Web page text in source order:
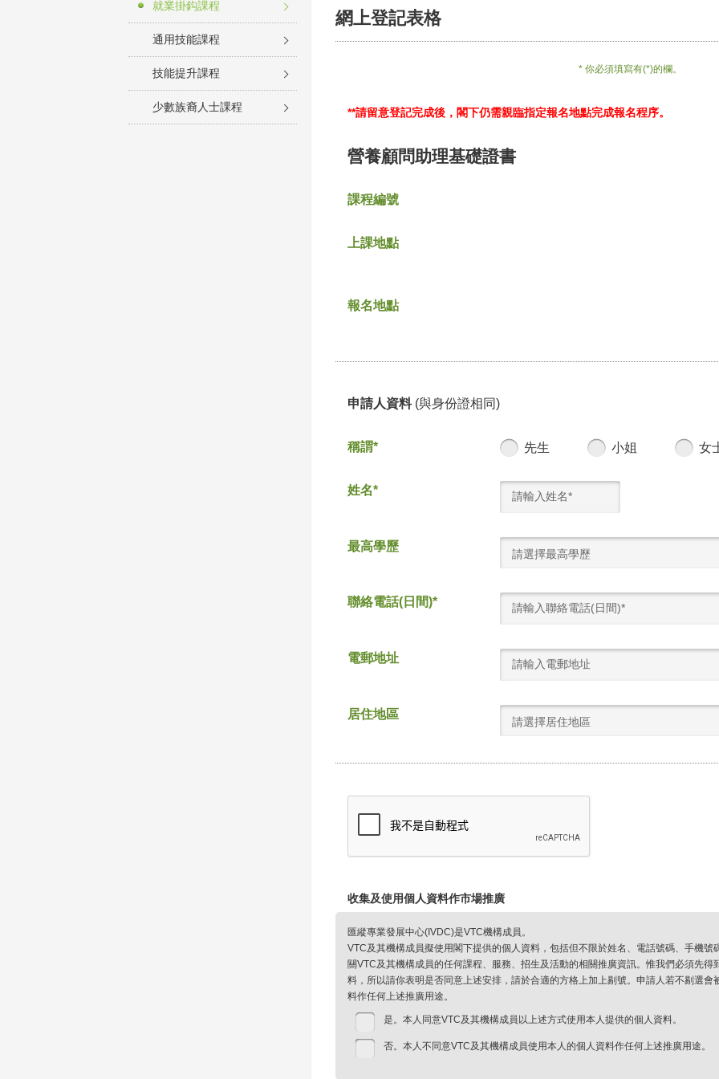
就業掛鈎課程
通用技能課程
技能提升課程
少數族裔人士課程
網上登記表格
* 你必須填寫有(*)的欄。
**請留意登記完成後，閣下仍需親臨指定報名地點完成報名程序。
營養顧問助理基礎證書
課程編號
上課地點
報名地點
申請人資料 (與身份證相同)
稱謂* 先生 小姐 女
姓名*
最高學歷
請選擇最高學歷
聯絡電話(日間)*
電郵地址
居住地區
請選擇居住地區
收集及使用個人資料作市場推廣
匯縱專業發展中心(IVDC)是VTC機構成員。
VTC及其機構成員擬使用閣下提供的個人資料，包括但不限於姓名、電話號碼、手機
關VTC及其機構成員的任何課程、服務、招生及活動的相關推廣資訊。惟我們必須先
料，所以請你表明是否同意上述安排，請於合適的方格上加上剔號。申請人若不剔選
料作任何上述推廣用途。
是。本人同意VTC及其機構成員以上述方式使用本人提供的個人資料。
否。本人不同意VTC及其機構成員使用本人的個人資料作任何上述推廣用途。